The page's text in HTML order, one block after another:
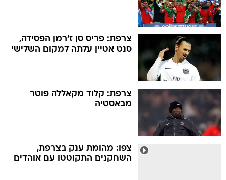
צרפת: פריס סן ז'רמן הפסידה,
סנט אטיין עלתה למקום השלישי
צרפת: קלוד מקאללה פוטר
מבאסטיה
צפו: מהומת ענק בצרפת,
השחקנים התקוטטו עם אוהדים